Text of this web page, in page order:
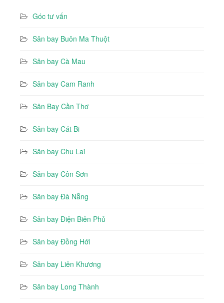
Góc tư vấn
Sân bay Buôn Ma Thuột
Sân bay Cà Mau
Sân bay Cam Ranh
Sân Bay Cần Thơ
Sân bay Cát Bi
Sân bay Chu Lai
Sân bay Côn Sơn
Sân bay Đà Nẵng
Sân bay Điện Biên Phủ
Sân bay Đồng Hới
Sân bay Liên Khương
Sân bay Long Thành